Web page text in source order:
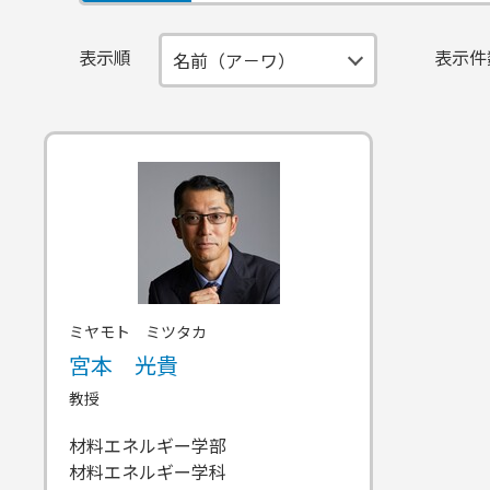
表示順 表示
ミヤモト ミツタカ
宮本 光貴
教授
材料エネルギー学部
材料エネルギー学科